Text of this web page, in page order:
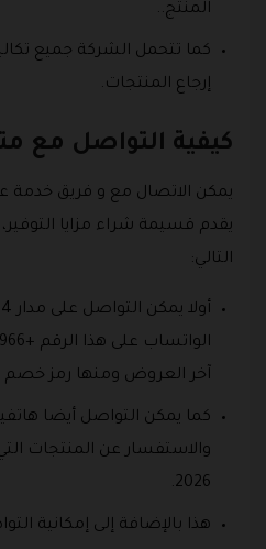
المنتج..
كما تتحمل الشركة جميع
إرجاع المنتجات.
كيفية التواصل مع
يمكن الاتصال مع و فريق خدمة
يقدم قسيمة شراء مزايا
التالي:
آخر العروض ومنها رمز خصم
كما يمكن التواصل أيضا
والاستفسار عن المنتجات
2026.
هذا بالإضافة إلى إمكانية